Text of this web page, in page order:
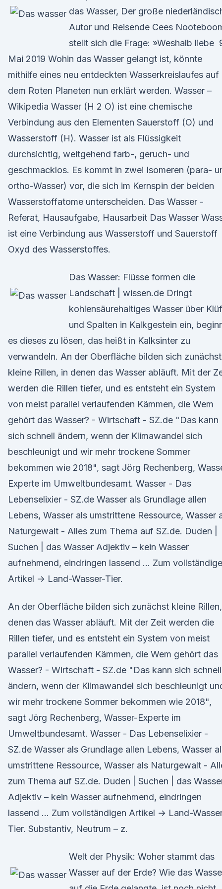
das Wasser, Der große
Autor und Reisende Cees
stellt sich die Frage: »Weshalb liebe
Mai 2019 Wohin das Wasser gelangt ist, könnte
mithilfe eines neu entdeckten Wasserkreislaufes auf
dem Roten Planeten nun erklärt werden. Wasser –
Wikipedia Wasser (H 2 O) ist eine chemische
Verbindung aus den Elementen Sauerstoff (O) und
Wasserstoff (H). Wasser ist als Flüssigkeit
durchsichtig, weitgehend farb-, geruch- und
geschmacklos. Es kommt in zwei Isomeren (para-
ortho-Wasser) vor, die sich im Kernspin der beiden
Wasserstoffatome unterscheiden. Das Wasser -
Referat, Hausaufgabe, Hausarbeit Das Wasser
ist eine Verbindung aus Wasserstoff und Sauerstoff
Oxyd des Wasserstoffes.
Das Wasser: Flüsse formen die
Landschaft | wissen.de Dringt
kohlensäurehaltiges Wasser über
und Spalten in Kalkgestein ein,
es dieses zu lösen, das heißt in Kalksinter zu
verwandeln. An der Oberfläche bilden sich zunächst
kleine Rillen, in denen das Wasser abläuft. Mit der
werden die Rillen tiefer, und es entsteht ein System
von meist parallel verlaufenden Kämmen, die Wem
gehört das Wasser? - Wirtschaft - SZ.de "Das kann
sich schnell ändern, wenn der Klimawandel sich
beschleunigt und wir mehr trockene Sommer
bekommen wie 2018", sagt Jörg Rechenberg,
Experte im Umweltbundesamt. Wasser - Das
Lebenselixier - SZ.de Wasser als Grundlage allen
Lebens, Wasser als umstrittene Ressource, Wasser
Naturgewalt - Alles zum Thema auf SZ.de. Duden |
Suchen | das Wasser Adjektiv – kein Wasser
aufnehmend, eindringen lassend … Zum
Artikel → Land-Was­ser-Tier.
An der Oberfläche bilden sich zunächst kleine
denen das Wasser abläuft. Mit der Zeit werden die
Rillen tiefer, und es entsteht ein System von meist
parallel verlaufenden Kämmen, die Wem gehört das
Wasser? - Wirtschaft - SZ.de "Das kann sich schnell
ändern, wenn der Klimawandel sich beschleunigt
wir mehr trockene Sommer bekommen wie 2018",
sagt Jörg Rechenberg, Wasser-Experte im
Umweltbundesamt. Wasser - Das Lebenselixier -
SZ.de Wasser als Grundlage allen Lebens, Wasser
umstrittene Ressource, Wasser als Naturgewalt -
zum Thema auf SZ.de. Duden | Suchen | das
Adjektiv – kein Wasser aufnehmend, eindringen
lassend … Zum vollständigen Artikel → Land-
Tier. Substantiv, Neutrum – z.
Welt der Physik: Woher stammt das
Wasser auf der Erde? Wie das